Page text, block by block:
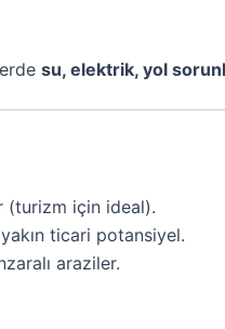
su, elektrik, yol
(turizm için ideal).
ticari potansiyel.
araziler.